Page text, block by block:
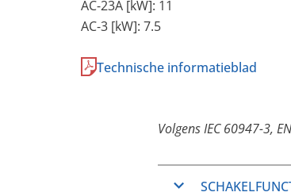
AC-23A [kW]: 11
AC-3 [kW]: 7.5
Technische informatieblad
Volgens IEC 60947-3,